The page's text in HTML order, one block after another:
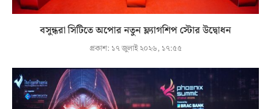
বসুন্ধরা সিটিতে অপোর নতুন ফ্ল্যাগশিপ স্টোর উদ্বোধন
প্রকাশ: ১৭ জুলাই ২০২৬, ১৭:৫৫